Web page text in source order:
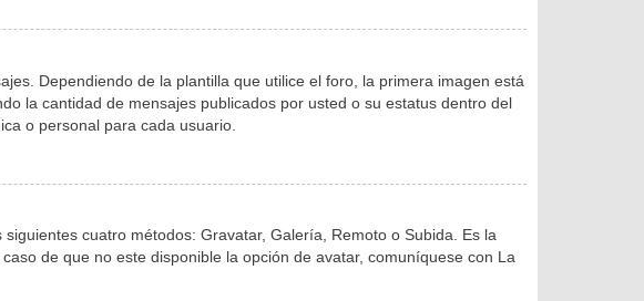
Dependiendo de la plantilla que utilice el foro, la primera imagen está
la cantidad de mensajes publicados por usted o su estatus dentro del
o personal para cada usuario.
cuatro métodos: Gravatar, Galería, Remoto o Subida. Es la
de que no este disponible la opción de avatar, comuníquese con La